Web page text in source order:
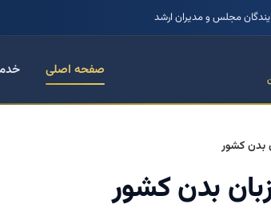
مجلس و مدیران ارشد
صفحه اصلی
بدن کشور
بدن کشور